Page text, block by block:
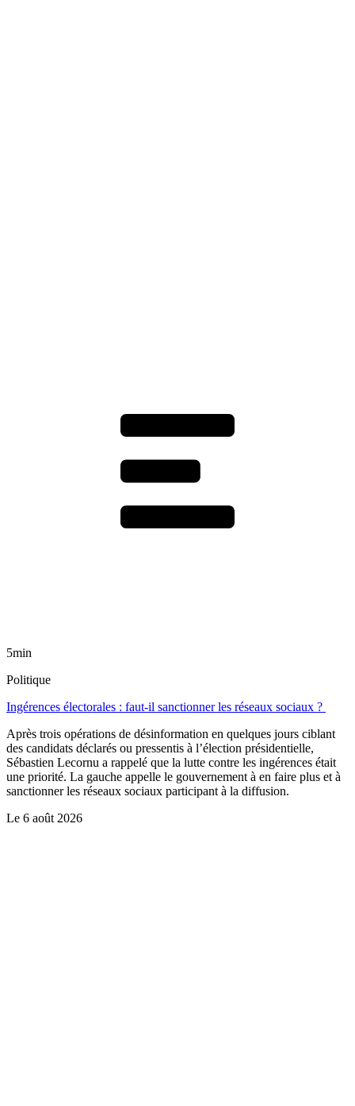
5min
Politique
Ingérences électorales : faut-il sanctionner les réseaux sociaux ?
Après trois opérations de désinformation en quelques jours ciblant
des candidats déclarés ou pressentis à l’élection présidentielle,
Sébastien Lecornu a rappelé que la lutte contre les ingérences était
une priorité. La gauche appelle le gouvernement à en faire plus et à
sanctionner les réseaux sociaux participant à la diffusion.
Le 6 août 2026